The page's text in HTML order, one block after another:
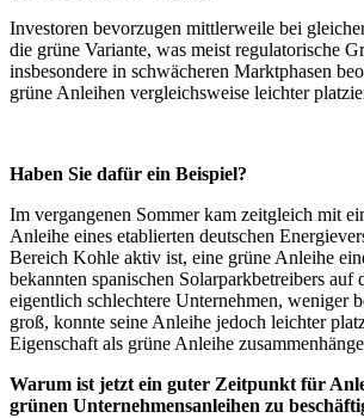
Investoren bevorzugen mittlerweile bei
die grüne Variante, was meist regulatorische
insbesondere in schwächeren Marktphasen
grüne Anleihen vergleichsweise leichter
Haben Sie dafür ein Beispiel?
Im vergangenen Sommer kam zeitgleich mit
Anleihe eines etablierten deutschen
Bereich Kohle aktiv ist, eine grüne Anleihe
bekannten spanischen Solarparkbetreibers auf
eigentlich schlechtere Unternehmen, weniger
groß, konnte seine Anleihe jedoch leichter
Eigenschaft als grüne Anleihe
Warum ist jetzt ein guter Zeitpunkt für
grünen Unternehmensanleihen zu